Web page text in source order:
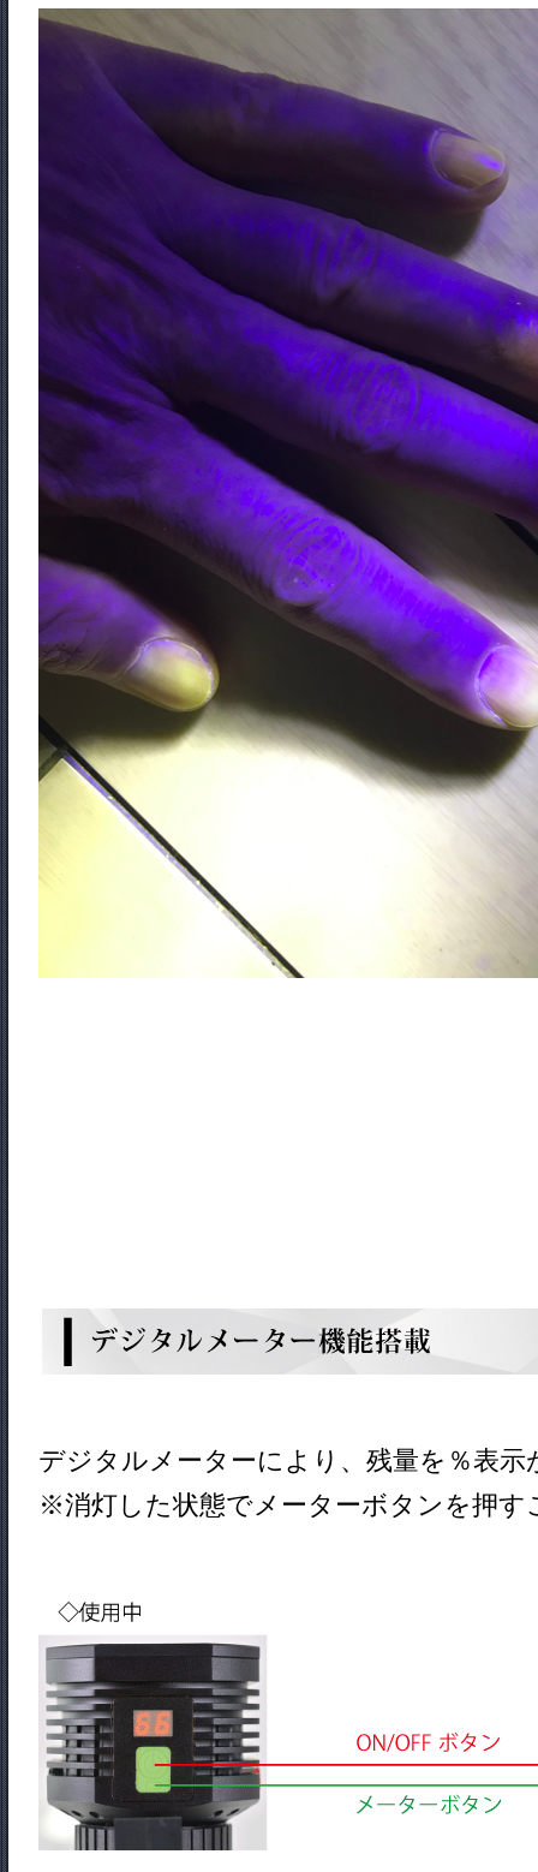
デジタルメーターにより、残量を％表示
※消灯した状態でメーターボタンを押す